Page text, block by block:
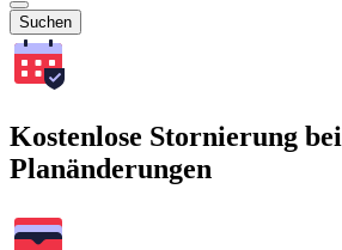
Suchen
Kostenlose Stornierung bei
Planänderungen